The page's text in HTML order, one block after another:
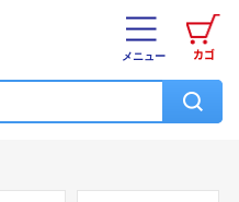
カゴ
メニュー